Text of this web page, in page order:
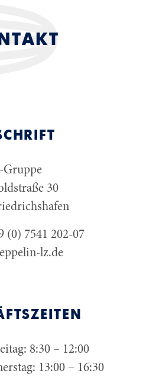
Gruppe
30
(0) 7541 202-07
lz.de
8:30 – 12:00
13:00 – 16:30